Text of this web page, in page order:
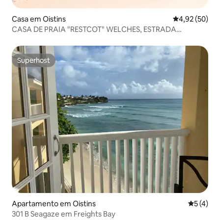
Casa em Oistins Classificação
4,92 (50)
CASA DE PRAIA "RESTCOT" WELCHES, ESTRADA
Superhost
Superhost
Apartamento em Oistins
5 (4)
301 B Seagaze em Freights Bay